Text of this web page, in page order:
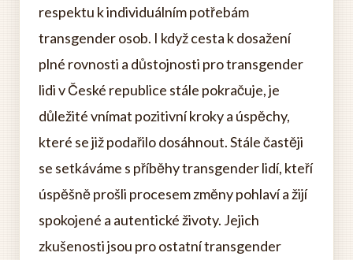
respektu k individuálním potřebám
transgender osob. I když cesta k dosažení
plné rovnosti a důstojnosti pro transgender
lidi v České republice stále pokračuje, je
důležité vnímat pozitivní kroky a úspěchy,
které se již podařilo dosáhnout. Stále častěji
se setkáváme s příběhy transgender lidí, kteří
úspěšně prošli procesem změny pohlaví a žijí
spokojené a autentické životy. Jejich
zkušenosti jsou pro ostatní transgender